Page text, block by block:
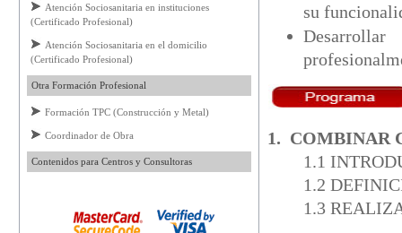
Atención Sociosanitaria en instituciones
(Certificado Profesional)
Atención Sociosanitaria en el domicilio
(Certificado Profesional)
Otra Formación Profesional
Formación TPC (Construcción y Metal)
Coordinador de Obra
Contenidos para Centros y Consultoras
su
1. COMBINAR
1.1
1.2
1.3